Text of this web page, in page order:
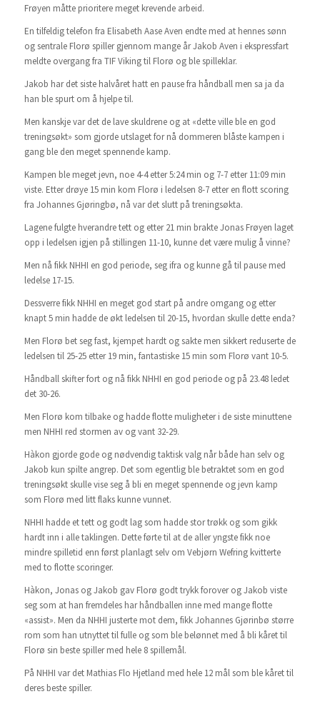
Frøyen måtte prioritere meget krevende arbeid.
En tilfeldig telefon fra Elisabeth Aase Aven endte med at hennes sønn
og sentrale Florø spiller gjennom mange år Jakob Aven i ekspressfart
meldte overgang fra TIF Viking til Florø og ble spilleklar.
Jakob har det siste halvåret hatt en pause fra håndball men sa ja da
han ble spurt om å hjelpe til.
Men kanskje var det de lave skuldrene og at «dette ville ble en god
treningsøkt» som gjorde utslaget for nå dommeren blåste kampen i
gang ble den meget spennende kamp.
Kampen ble meget jevn, noe 4-4 etter 5:24 min og 7-7 etter 11:09 min
viste. Etter drøye 15 min kom Florø i ledelsen 8-7 etter en flott scoring
fra Johannes Gjøringbø, nå var det slutt på treningsøkta.
Lagene fulgte hverandre tett og etter 21 min brakte Jonas Frøyen laget
opp i ledelsen igjen på stillingen 11-10, kunne det være mulig å vinne?
Men nå fikk NHHI en god periode, seg ifra og kunne gå til pause med
ledelse 17-15.
Dessverre fikk NHHI en meget god start på andre omgang og etter
knapt 5 min hadde de økt ledelsen til 20-15, hvordan skulle dette enda?
Men Florø bet seg fast, kjempet hardt og sakte men sikkert reduserte de
ledelsen til 25-25 etter 19 min, fantastiske 15 min som Florø vant 10-5.
Håndball skifter fort og nå fikk NHHI en god periode og på 23.48 ledet
det 30-26.
Men Florø kom tilbake og hadde flotte muligheter i de siste minuttene
men NHHI red stormen av og vant 32-29.
Hàkon gjorde gode og nødvendig taktisk valg når både han selv og
Jakob kun spilte angrep. Det som egentlig ble betraktet som en god
treningsøkt skulle vise seg å bli en meget spennende og jevn kamp
som Florø med litt flaks kunne vunnet.
NHHI hadde et tett og godt lag som hadde stor trøkk og som gikk
hardt inn i alle taklingen. Dette førte til at de aller yngste fikk noe
mindre spilletid enn først planlagt selv om Vebjørn Wefring kvitterte
med to flotte scoringer.
Hàkon, Jonas og Jakob gav Florø godt trykk forover og Jakob viste
seg som at han fremdeles har håndballen inne med mange flotte
«assist». Men da NHHI justerte mot dem, fikk Johannes Gjørinbø større
rom som han utnyttet til fulle og som ble belønnet med å bli kåret til
Florø sin beste spiller med hele 8 spillemål.
På NHHI var det Mathias Flo Hjetland med hele 12 mål som ble kåret til
deres beste spiller.